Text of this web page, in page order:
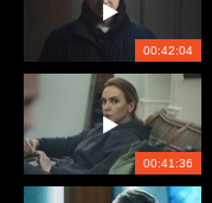
00:42:04
00:41:36